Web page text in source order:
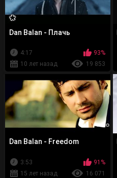
Dan Balan - Плачь
4:17
93%
10 лет назад
19 853
Dan Balan - Freedom
3:53
91%
15 лет назад
16 071